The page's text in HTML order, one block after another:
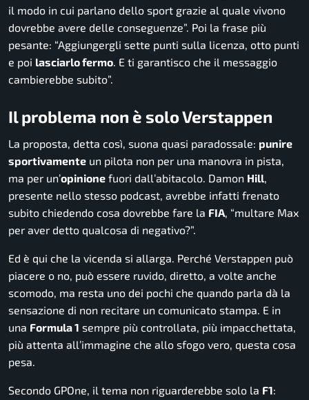
il modo in cui parlano dello sport grazie al quale vivono
dovrebbe avere delle conseguenze”. Poi la frase più
pesante: “Aggiungergli sette punti sulla licenza, otto punti
e poi lasciarlo fermo. E ti garantisco che il messaggio
cambierebbe subito”.
Il problema non è solo Verstappen
La proposta, detta così, suona quasi paradossale: punire
sportivamente un pilota non per una manovra in pista,
ma per un’opinione fuori dall’abitacolo. Damon Hill,
presente nello stesso podcast, avrebbe infatti frenato
subito chiedendo cosa dovrebbe fare la FIA, “multare Max
per aver detto qualcosa di negativo?”.
Ed è qui che la vicenda si allarga. Perché Verstappen può
piacere o no, può essere ruvido, diretto, a volte anche
scomodo, ma resta uno dei pochi che quando parla dà la
sensazione di non recitare un comunicato stampa. E in
una Formula 1 sempre più controllata, più impacchettata,
più attenta all’immagine che allo sfogo vero, questa cosa
pesa.
Secondo GPOne, il tema non riguarderebbe solo la F1: